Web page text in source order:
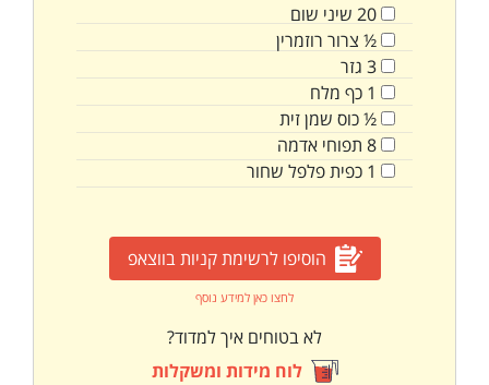
20 שיני שום
½ צרור רוזמרין
3 גזר
1 כף מלח
½כוס שמן זית
8 תפוחי אדמה
1 כפיתפלפל שחור
הוסיפו לרשימת קניות בווצאפ
לחצו כאן למידע נוסף
לא בטוחים איך למדוד?
לוח מידות ומשקלות